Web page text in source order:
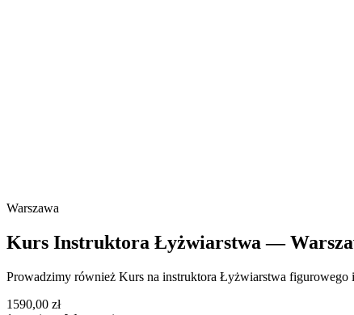
Warszawa
Kurs Instruktora Łyżwiarstwa —
Prowadzimy również Kurs na instruktora Łyżwiarstwa figurowego
1590,00 zł